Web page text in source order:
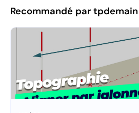
Recommandé par tpdemain